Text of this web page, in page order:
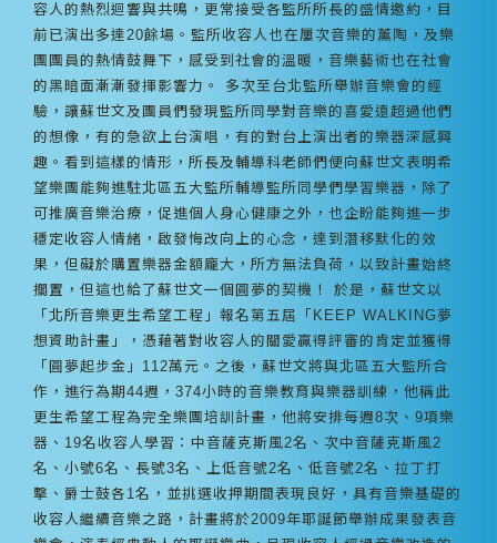
容人的熱烈迴響與共鳴，更常接受各監所所長的盛情邀約，目
前已演出多達20餘場。監所收容人也在屢次音樂的薰陶，及樂
團團員的熱情鼓舞下，感受到社會的溫暖，音樂藝術也在社會
的黑暗面漸漸發揮影響力。 多次至台北監所舉辦音樂會的經
驗，讓蘇世文及團員們發現監所同學對音樂的喜愛遠超過他們
的想像，有的急欲上台演唱，有的對台上演出者的樂器深感興
趣。看到這樣的情形，所長及輔導科老師們便向蘇世文表明希
望樂團能夠進駐北區五大監所輔導監所同學們學習樂器，除了
可推廣音樂治療，促進個人身心健康之外，也企盼能夠進一步
穩定收容人情緒，啟發悔改向上的心念，達到潛移默化的效
果，但礙於購置樂器金額龐大，所方無法負荷，以致計畫始終
擱置，但這也給了蘇世文一個圓夢的契機！ 於是，蘇世文以
「北所音樂更生希望工程」報名第五屆「KEEP WALKING夢
想資助計畫」，憑藉著對收容人的關愛贏得評審的肯定並獲得
「圓夢起步金」112萬元。之後，蘇世文將與北區五大監所合
作，進行為期44週，374小時的音樂教育與樂器訓練，他稱此
更生希望工程為完全樂團培訓計畫，他將安排每週8次、9項樂
器、19名收容人學習：中音薩克斯風2名、次中音薩克斯風2
名、小號6名、長號3名、上低音號2名、低音號2名、拉丁打
擊、爵士鼓各1名，並挑選收押期間表現良好，具有音樂基礎的
收容人繼續音樂之路，計畫將於2009年耶誕節舉辦成果發表音